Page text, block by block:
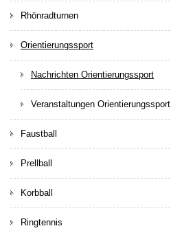
Rhönradturnen
Orientierungssport
Nachrichten Orientierungssport
Veranstaltungen Orientierungssport
Faustball
Prellball
Korbball
Ringtennis